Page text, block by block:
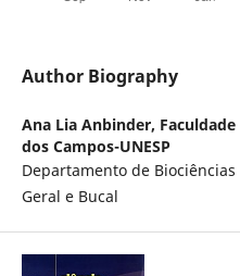
Author Biography
Ana Lia Anbinder,
dos Campos-UNESP
Departamento de
Geral e Bucal